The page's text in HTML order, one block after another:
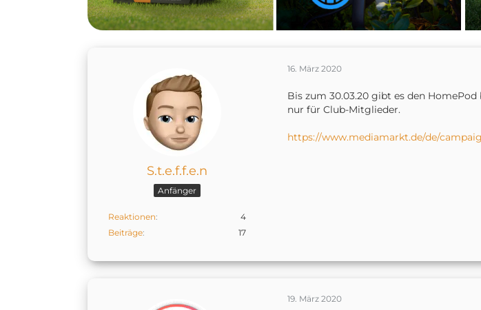
S.t.e.f.f.e.n
Anfänger
Reaktionen
4
Beiträge
17
16. März 2020
Bis zum 30.03.20 gibt es den
nur für Club-Mitglieder.
https://www.mediamarkt.de/de/
19. März 2020